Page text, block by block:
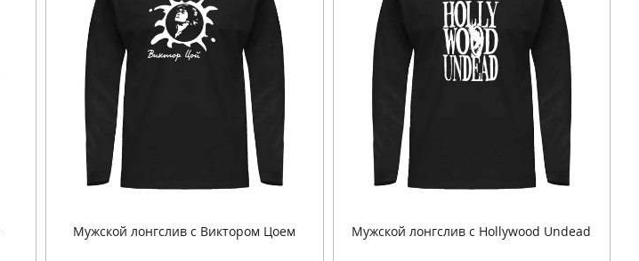
Мужской лонгслив с Виктором Цоем Мужской лонгслив с Hollywood Undead